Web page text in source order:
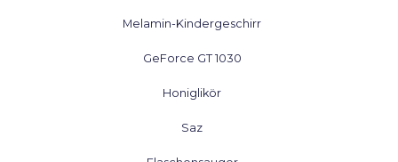
Melamin-Kindergeschirr
GeForce GT 1030
Honiglikör
Saz